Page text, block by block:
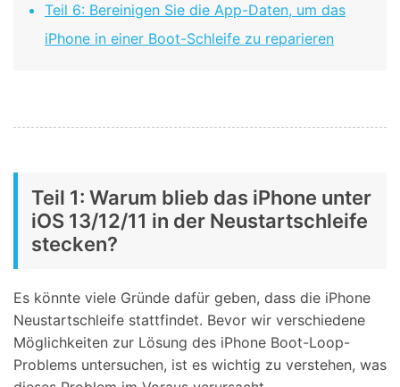
Teil 6: Bereinigen Sie die App-Daten, um das
iPhone in einer Boot-Schleife zu reparieren
Teil 1: Warum blieb das iPhone unter
iOS 13/12/11 in der Neustartschleife
stecken?
Es könnte viele Gründe dafür geben, dass die iPhone
Neustartschleife stattfindet. Bevor wir verschiedene
Möglichkeiten zur Lösung des iPhone Boot-Loop-
Problems untersuchen, ist es wichtig zu verstehen, was